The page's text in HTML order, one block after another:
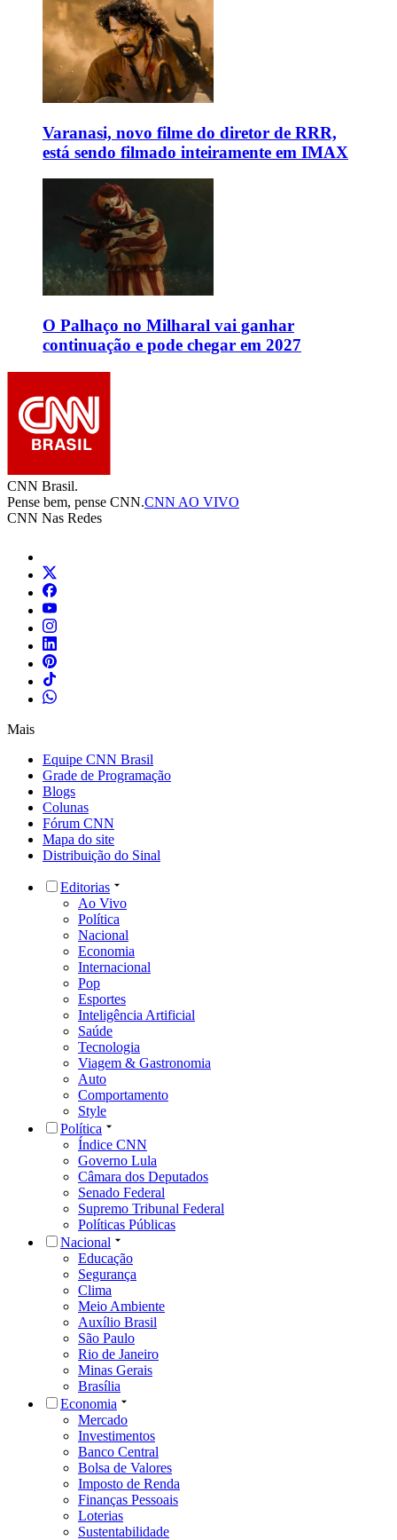
Varanasi, novo filme do diretor de RRR,
está sendo filmado inteiramente em IMAX
O Palhaço no Milharal vai ganhar
continuação e pode chegar em 2027
CNN Brasil.
Pense bem, pense CNN.CNN AO VIVO
CNN Nas Redes
Mais
Equipe CNN Brasil
Grade de Programação
Blogs
Colunas
Fórum CNN
Mapa do site
Distribuição do Sinal
Editorias
Ao Vivo
Política
Nacional
Economia
Internacional
Pop
Esportes
Inteligência Artificial
Saúde
Tecnologia
Viagem & Gastronomia
Auto
Comportamento
Style
Política
Índice CNN
Governo Lula
Câmara dos Deputados
Senado Federal
Supremo Tribunal Federal
Políticas Públicas
Nacional
Educação
Segurança
Clima
Meio Ambiente
Auxílio Brasil
São Paulo
Rio de Janeiro
Minas Gerais
Brasília
Economia
Mercado
Investimentos
Banco Central
Bolsa de Valores
Imposto de Renda
Finanças Pessoais
Loterias
Sustentabilidade